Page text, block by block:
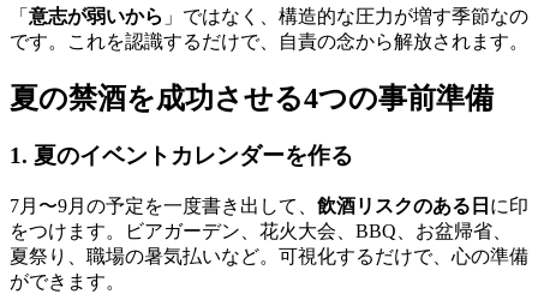
「 意志が弱いから 」ではなく、構造的な圧力が増す季節なの
です。これを認識するだけで、自責の念から解放されます。
夏の禁酒を成功させる4つの事前準備
1. 夏のイベントカレンダーを作る
7月〜9月の予定を一度書き出して、 飲酒リスクのある日 に印
をつけます。ビアガーデン、花火大会、BBQ、お盆帰省、
夏祭り、職場の暑気払いなど。可視化するだけで、心の準備
ができます。